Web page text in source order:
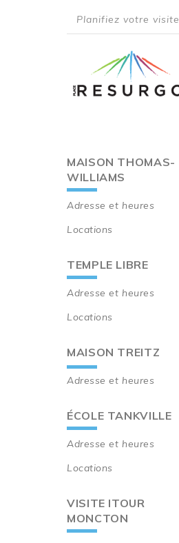
menu
Planifiez votre visite
Main
navigation
MAISON THOMAS-
WILLIAMS
Adresse et heures
Locations
TEMPLE LIBRE
Adresse et heures
Locations
MAISON TREITZ
Adresse et heures
ÉCOLE TANKVILLE
Adresse et heures
Locations
VISITE ITOUR
MONCTON